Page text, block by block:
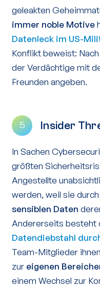
geleakten
immer noble Motive
Datenleck im US-
Konflikt beweist:
der Verdächtige mit
Freunden angeben.
5 Insider
In Sachen
größten
Angestellte
werden, weil sie durch
sensiblen Daten
Andererseits besteht
Datendiebstahl
Team-Mitglieder
zur eigenen
einem Wechsel zur